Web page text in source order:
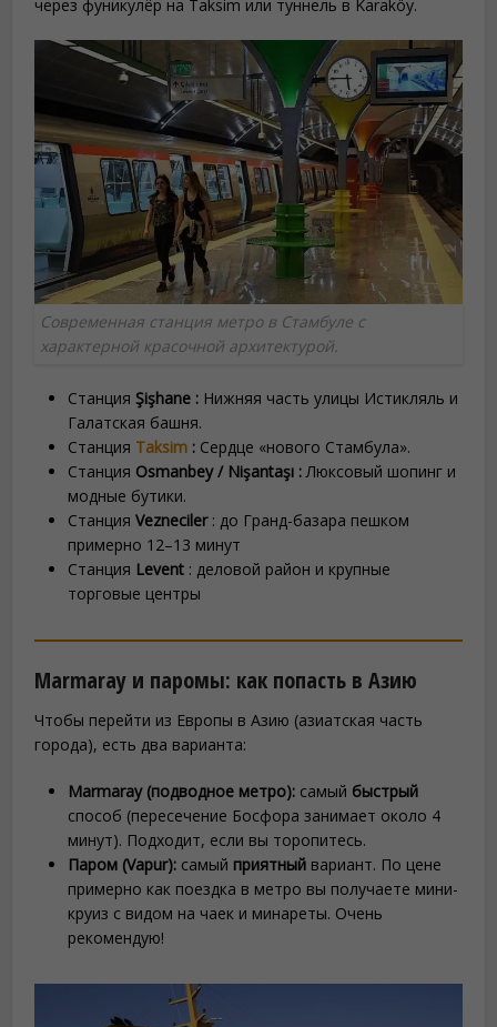
через фуникулёр на Taksim или туннель в Karaköy.
Современная станция метро в Стамбуле с
характерной красочной архитектурой.
СтанцияŞişhane : Нижняя часть улицы Истикляль и
Галатская башня.
Станция Taksim : Сердце «нового Стамбула».
Станция Osmanbey / Nişantaşı :Люксовый шопинг и
модные бутики.
СтанцияVezneciler: до Гранд-базара пешком
примерно 12–13 минут
Станция Levent : деловой район и крупные
торговые центры
Marmaray и паромы: как попасть в Азию
Чтобы перейти из Европы в Азию (азиатская часть
города), есть два варианта:
Marmaray (подводное метро): самый быстрый
способ (пересечение Босфора занимает около 4
минут). Подходит, если вы торопитесь.
Паром (Vapur): самый приятный вариант. По цене
примерно как поездка в метро вы получаете мини-
круиз с видом на чаек и минареты. Очень
рекомендую!